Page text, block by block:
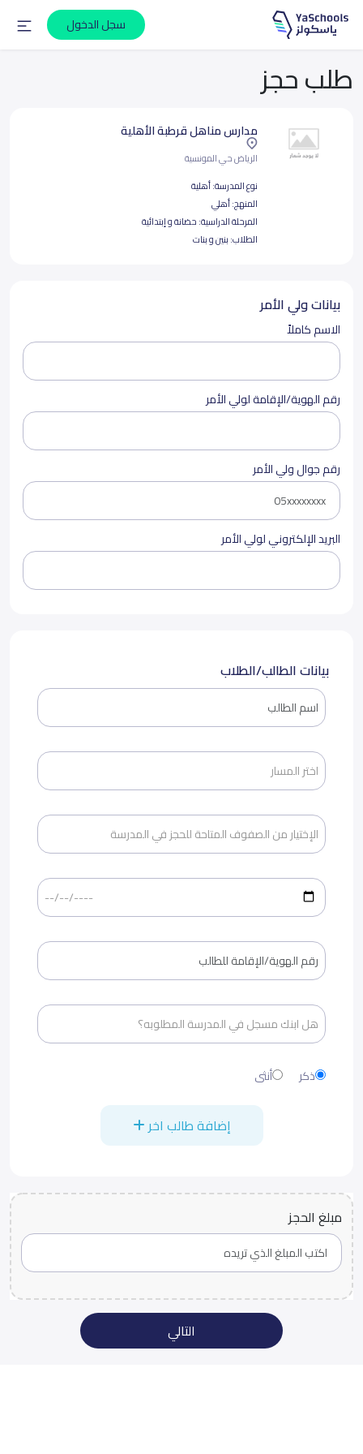
سجل الدخول
طلب حجز
مدارس مناهل قرطبة الأهلية
الرياض حي المونسية
نوع المدرسة:أهلية
المنهج:أهلي
المرحلة الدراسية: حضانة و إبتدائية
الطلاب: بنين و بنات
بيانات ولي الأمر
الاسم كاملاً
رقم الهوية/الإقامة لولي الأمر
رقم جوال ولي الأمر
البريد الإلكتروني لولي الأمر
بيانات الطالب/الطلاب
ذكر أنثى
إضافة طالب اخر
مبلغ الحجز
التالي